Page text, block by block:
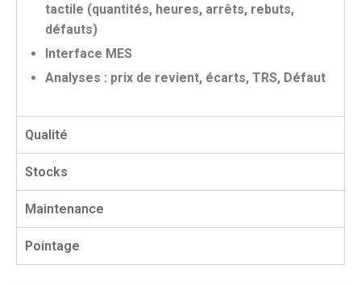
tactile (quantités, heures, arrêts, rebuts,
défauts)
Interface MES
Analyses : prix de revient, écarts, TRS, Défaut
Qualité
Stocks
Maintenance
Pointage